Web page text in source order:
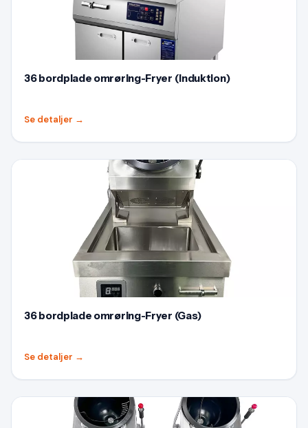
36 bordplade omrøring-Fryer (Induktion)
Se detaljer →
36 bordplade omrøring-Fryer (Gas)
Se detaljer →